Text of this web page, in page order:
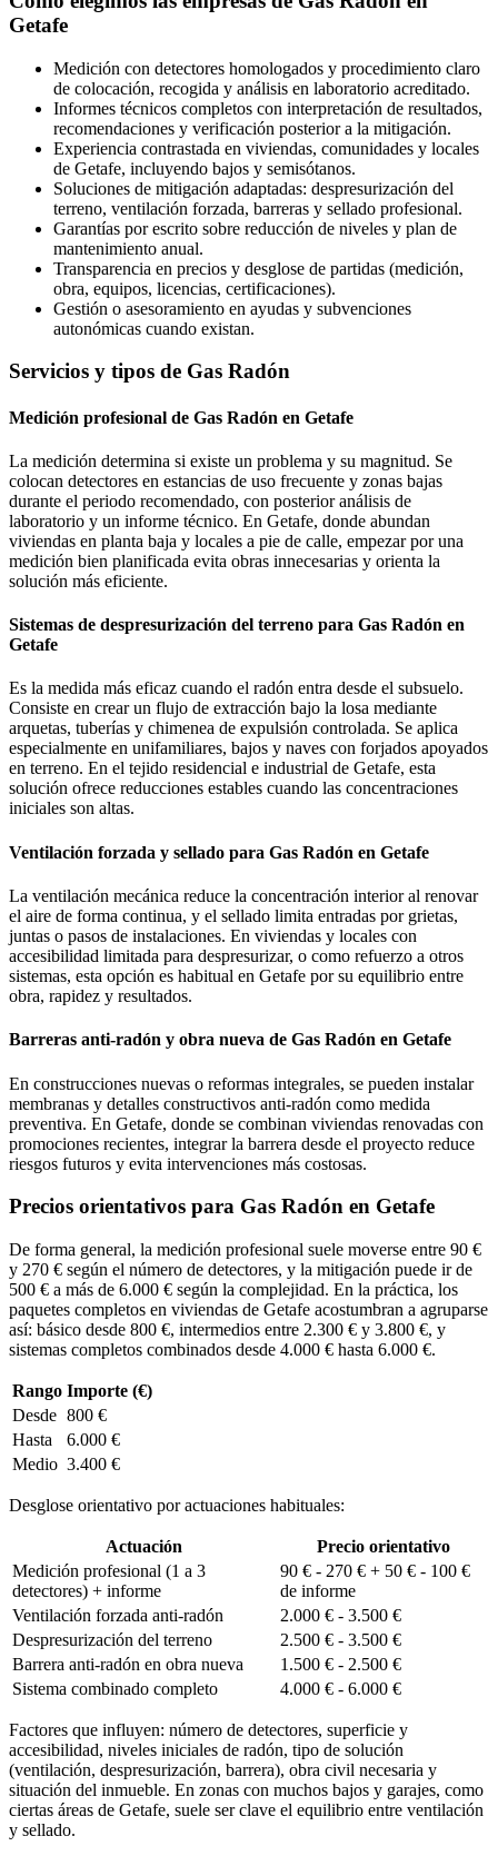
Getafe
Medición con detectores homologados y procedimiento claro
de colocación, recogida y análisis en laboratorio acreditado.
Informes técnicos completos con interpretación de resultados,
recomendaciones y verificación posterior a la mitigación.
Experiencia contrastada en viviendas, comunidades y locales
de Getafe, incluyendo bajos y semisótanos.
Soluciones de mitigación adaptadas: despresurización del
terreno, ventilación forzada, barreras y sellado profesional.
Garantías por escrito sobre reducción de niveles y plan de
mantenimiento anual.
Transparencia en precios y desglose de partidas (medición,
obra, equipos, licencias, certificaciones).
Gestión o asesoramiento en ayudas y subvenciones
autonómicas cuando existan.
Servicios y tipos de Gas Radón
Medición profesional de Gas Radón en Getafe
La medición determina si existe un problema y su magnitud. Se
colocan detectores en estancias de uso frecuente y zonas bajas
durante el periodo recomendado, con posterior análisis de
laboratorio y un informe técnico. En Getafe, donde abundan
viviendas en planta baja y locales a pie de calle, empezar por una
medición bien planificada evita obras innecesarias y orienta la
solución más eficiente.
Sistemas de despresurización del terreno para Gas Radón en
Getafe
Es la medida más eficaz cuando el radón entra desde el subsuelo.
Consiste en crear un flujo de extracción bajo la losa mediante
arquetas, tuberías y chimenea de expulsión controlada. Se aplica
especialmente en unifamiliares, bajos y naves con forjados apoyados
en terreno. En el tejido residencial e industrial de Getafe, esta
solución ofrece reducciones estables cuando las concentraciones
iniciales son altas.
Ventilación forzada y sellado para Gas Radón en Getafe
La ventilación mecánica reduce la concentración interior al renovar
el aire de forma continua, y el sellado limita entradas por grietas,
juntas o pasos de instalaciones. En viviendas y locales con
accesibilidad limitada para despresurizar, o como refuerzo a otros
sistemas, esta opción es habitual en Getafe por su equilibrio entre
obra, rapidez y resultados.
Barreras anti-radón y obra nueva de Gas Radón en Getafe
En construcciones nuevas o reformas integrales, se pueden instalar
membranas y detalles constructivos anti-radón como medida
preventiva. En Getafe, donde se combinan viviendas renovadas con
promociones recientes, integrar la barrera desde el proyecto reduce
riesgos futuros y evita intervenciones más costosas.
Precios orientativos para Gas Radón en Getafe
De forma general, la medición profesional suele moverse entre 90 €
y 270 € según el número de detectores, y la mitigación puede ir de
500 € a más de 6.000 € según la complejidad. En la práctica, los
paquetes completos en viviendas de Getafe acostumbran a agruparse
así: básico desde 800 €, intermedios entre 2.300 € y 3.800 €, y
sistemas completos combinados desde 4.000 € hasta 6.000 €.
Rango Importe (€)
Desde 800 €
Hasta
6.000 €
Medio 3.400 €
Desglose orientativo por actuaciones habituales:
Actuación
Precio orientativo
Medición profesional (1 a 3
detectores) + informe
90 € - 270 € + 50 € - 100 €
de informe
Ventilación forzada anti-radón
2.000 € - 3.500 €
Despresurización del terreno
2.500 € - 3.500 €
Barrera anti-radón en obra nueva
1.500 € - 2.500 €
Sistema combinado completo
4.000 € - 6.000 €
Factores que influyen: número de detectores, superficie y
accesibilidad, niveles iniciales de radón, tipo de solución
(ventilación, despresurización, barrera), obra civil necesaria y
situación del inmueble. En zonas con muchos bajos y garajes, como
ciertas áreas de Getafe, suele ser clave el equilibrio entre ventilación
y sellado.